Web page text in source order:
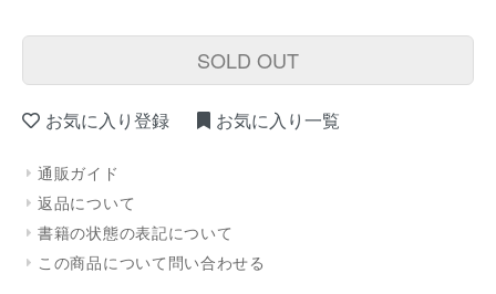
SOLD OUT
お気に入り登録 お気に入り一覧
通販ガイド
返品について
書籍の状態の表記について
この商品について問い合わせる